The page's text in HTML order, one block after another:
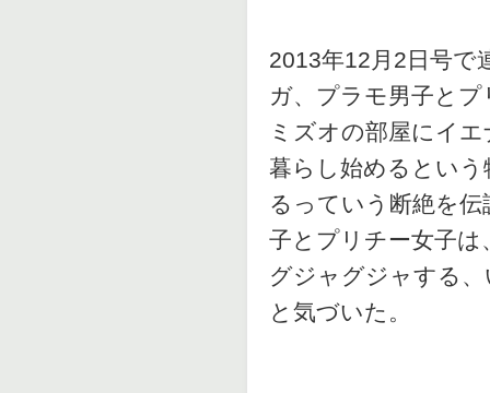
2013年12月2日号で
ガ、プラモ男子と
ミズオの部屋にイ
暮らし始めるとい
るっていう断絶を
子とプリチー女子
グジャグジャする
と気づいた。